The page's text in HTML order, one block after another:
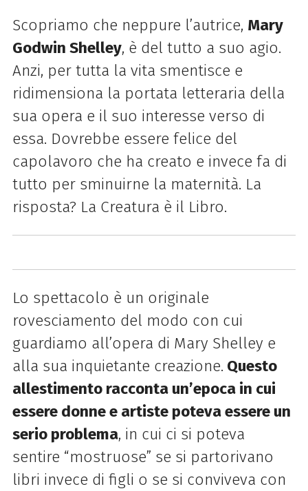
Scopriamo che neppure l’autrice, Mary
Godwin Shelley, è del tutto a suo agio.
Anzi, per tutta la vita smentisce e
ridimensiona la portata letteraria della
sua opera e il suo interesse verso di
essa. Dovrebbe essere felice del
capolavoro che ha creato e invece fa di
tutto per sminuirne la maternità. La
risposta? La Creatura è il Libro.
Lo spettacolo è un originale
rovesciamento del modo con cui
guardiamo all’opera di Mary Shelley e
alla sua inquietante creazione. Questo
allestimento racconta un’epoca in cui
essere donne e artiste poteva essere un
serio problema, in cui ci si poteva
sentire “mostruose” se si partorivano
libri invece di figli o se si conviveva con